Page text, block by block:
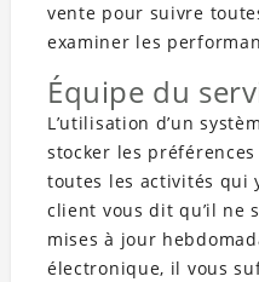
vente pour suivre
examiner les
Équipe du
L’utilisation d’un
stocker les
toutes les activités qui
client vous dit qu’il ne
mises à jour
électronique, il vous